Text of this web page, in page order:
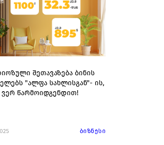
შეთავაზება ბინის
"ალფა სახლისგან"- ის,
ვერ წარმოიდგენდით!
ბიზნესი